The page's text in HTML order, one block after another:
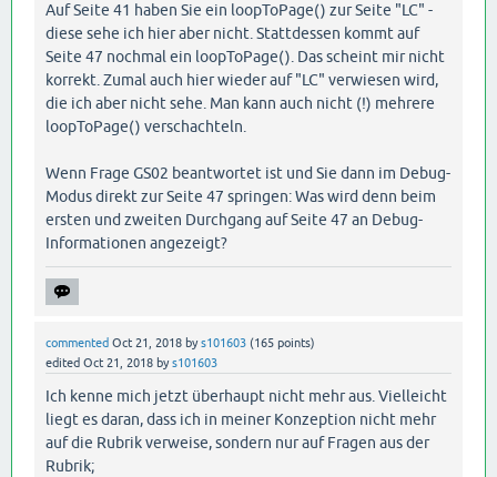
Auf Seite 41 haben Sie ein loopToPage() zur Seite "LC" -
diese sehe ich hier aber nicht. Stattdessen kommt auf
Seite 47 nochmal ein loopToPage(). Das scheint mir nicht
korrekt. Zumal auch hier wieder auf "LC" verwiesen wird,
die ich aber nicht sehe. Man kann auch nicht (!) mehrere
loopToPage() verschachteln.
Wenn Frage GS02 beantwortet ist und Sie dann im Debug-
Modus direkt zur Seite 47 springen: Was wird denn beim
ersten und zweiten Durchgang auf Seite 47 an Debug-
Informationen angezeigt?
commented Oct 21, 2018 bys101603 (165 points)
edited Oct 21, 2018 bys101603
Ich kenne mich jetzt überhaupt nicht mehr aus. Vielleicht
liegt es daran, dass ich in meiner Konzeption nicht mehr
auf die Rubrik verweise, sondern nur auf Fragen aus der
Rubrik;